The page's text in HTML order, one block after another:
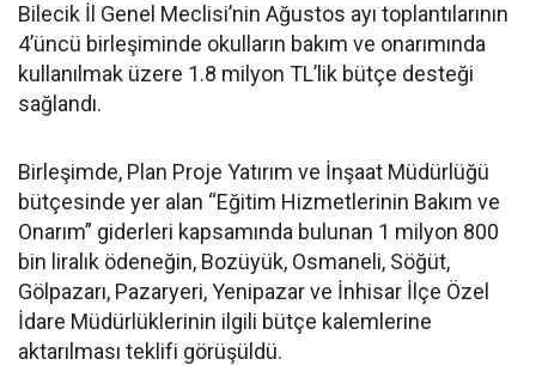
Bilecik İl Genel Meclisi’nin Ağustos ayı toplantılarının
4’üncü birleşiminde okulların bakım ve onarımında
kullanılmak üzere 1.8 milyon TL’lik bütçe desteği
sağlandı.
Birleşimde, Plan Proje Yatırım ve İnşaat Müdürlüğü
bütçesinde yer alan “Eğitim Hizmetlerinin Bakım ve
Onarım” giderleri kapsamında bulunan 1 milyon 800
bin liralık ödeneğin, Bozüyük, Osmaneli, Söğüt,
Gölpazarı, Pazaryeri, Yenipazar ve İnhisar İlçe Özel
İdare Müdürlüklerinin ilgili bütçe kalemlerine
aktarılması teklifi görüşüldü.